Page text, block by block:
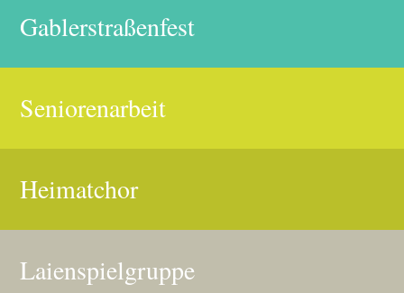
Gablerstraßenfest
Seniorenarbeit
Heimatchor
Laienspielgruppe